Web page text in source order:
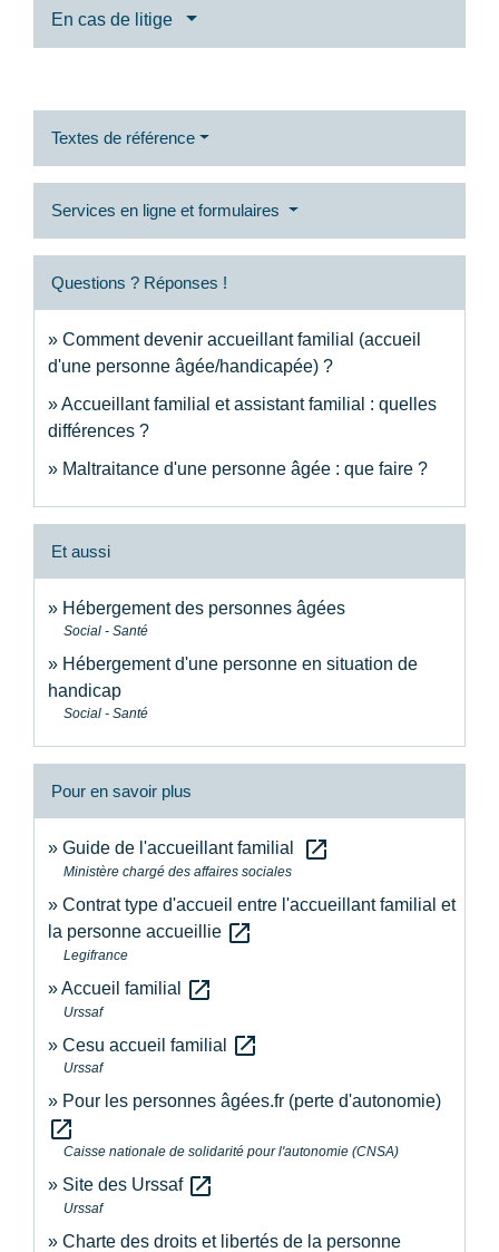
En cas de litige
Textes de référence
Services en ligne et formulaires
Questions ? Réponses !
Comment devenir accueillant familial (accueil
d'une personne âgée/handicapée) ?
Accueillant familial et assistant familial : quelles
différences ?
Maltraitance d'une personne âgée : que faire ?
Et aussi
Hébergement des personnes âgées
Social - Santé
Hébergement d'une personne en situation de
handicap
Social - Santé
Pour en savoir plus
Guide de l'accueillant familial open_in_new
Ministère chargé des affaires sociales
Contrat type d'accueil entre l'accueillant familial et
la personne accueillie open_in_new
Legifrance
Accueil familial open_in_new
Urssaf
Cesu accueil familial open_in_new
Urssaf
Pour les personnes âgées.fr (perte d'autonomie)
open_in_new
Caisse nationale de solidarité pour l'autonomie (CNSA)
Site des Urssaf open_in_new
Urssaf
Charte des droits et libertés de la personne